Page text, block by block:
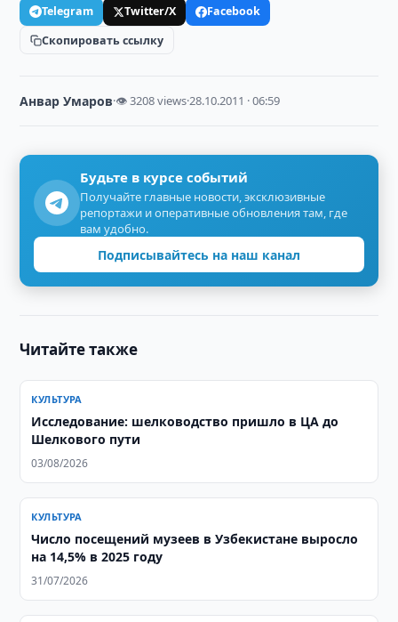
Telegram Twitter/X
Facebook
Скопировать ссылку
Анвар Умаров·👁 3208 views·28.10.2011 · 06:59
Будьте в курсе событий
Получайте главные новости, эксклюзивные
репортажи и оперативные обновления там, где
вам удобно.
Подписывайтесь на наш канал
Читайте также
КУЛЬТУРА
Исследование: шелководство пришло в ЦА до
Шелкового пути
03/08/2026
КУЛЬТУРА
Число посещений музеев в Узбекистане выросло
на 14,5% в 2025 году
31/07/2026